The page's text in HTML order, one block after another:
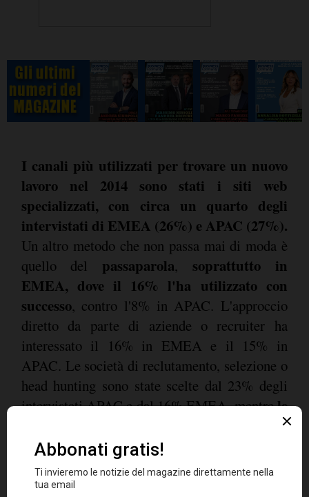
I canali più utilizzati per trovare un nuovo
lavoro nel 2014 sono stati i siti web
specializzati, con circa un quarto degli
intervistati di EMEA (26%) e APAC (27%).
Un altro metodo che non passa mai di moda è
quello del passaparola, soprattutto in
EMEA, dove il 16% l'ha utilizzato con
successo, contro l'8% in APAC. L'approccio
diretto da parte di aziende o recruiter ha
interessato il 16% in EMEA e il 15% in
APAC. Le società di reclutamento, selezione o
head hunting sono state scelte dal 23% degli
intervistati APAC e dal 16% EMEA, mentrele
inserzioni su stampa si sono dimostrate un
canale ormai in disuso
lavoratori che l'hanno utilizzato.In coda i
social media, ancora fermi al 2%